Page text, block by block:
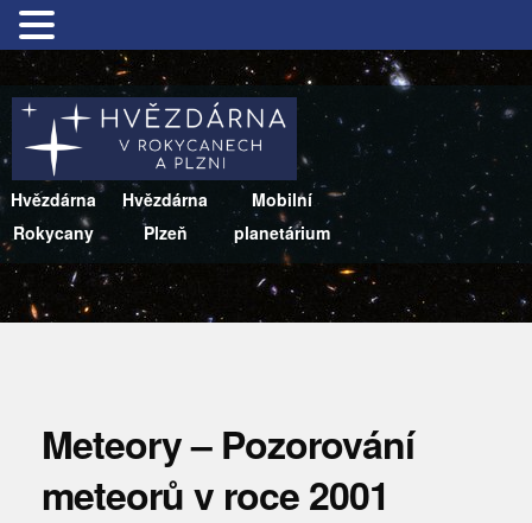
Hvězdárna
Rokycany
Hvězdárna
Plzeň
Mobilní
planetárium
Meteory – Pozorování
meteorů v roce 2001